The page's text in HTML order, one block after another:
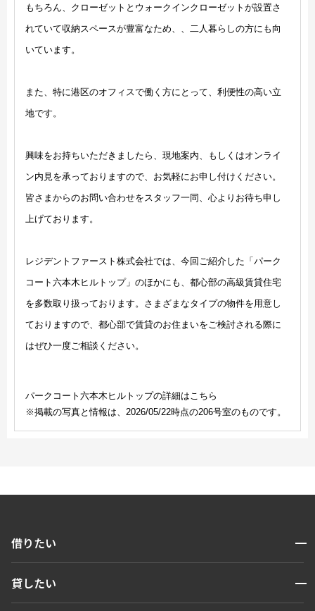
もちろん、クローゼットとウォークインクローゼットが設置さ
れていて収納スペースが豊富なため、、二人暮らしの方にも向
いています。
また、特に港区のオフィスで働く方にとって、利便性の高い立
地です。
興味をお持ちいただきましたら、現地案内、もしくはオンライ
ン内見を承っておりますので、お気軽にお申し付けください。
皆さまからのお問い合わせをスタッフ一同、心よりお待ち申し
上げております。
レジデントファースト株式会社では、今回ご紹介した「パーク
コート六本木ヒルトップ」のほかにも、都心部の高級賃貸住宅
を多数取り扱っております。さまざまなタイプの物件を用意し
ておりますので、都心部で賃貸のお住まいをご検討される際に
はぜひ一度ご相談ください。
パークコート六本木ヒルトップの詳細はこちら
※掲載の写真と情報は、2026/05/22時点の206号室のものです。
借りたい 開閉
人気エリアから探す
貸したい 開閉